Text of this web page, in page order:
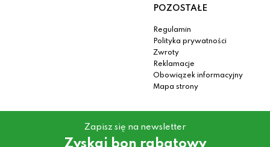
POZOSTAŁE
Regulamin
Polityka prywatności
Zwroty
Reklamacje
Obowiązek informacyjny
Mapa strony
Zapisz się na newsletter
Zyskaj bon rabatowy